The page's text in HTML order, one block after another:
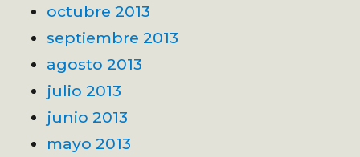
octubre 2013
septiembre 2013
agosto 2013
julio 2013
junio 2013
mayo 2013